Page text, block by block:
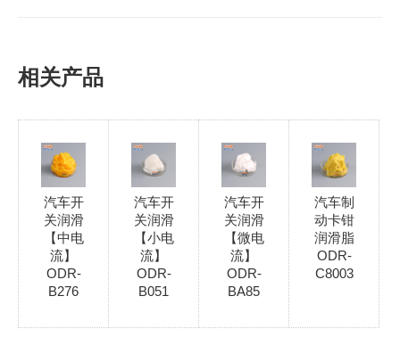
相关产品
汽车开
关润滑
【中电
流】
ODR-
B276
汽车开
关润滑
【小电
流】
ODR-
B051
汽车开
关润滑
【微电
流】
ODR-
BA85
汽车制
动卡钳
润滑脂
ODR-
C8003